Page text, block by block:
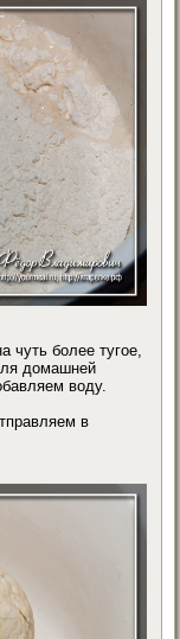
чуть более тугое,
домашней
воду.
в